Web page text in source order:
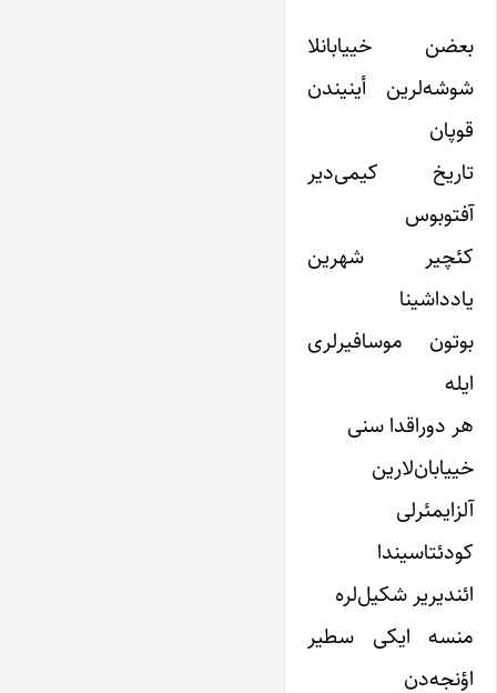
بعضن خییابانلا
شوشه‌لرین أینیندن
قوپان
تاریخ کیمی‌دیر
آفتوبوس
کئچیر شهرین
یادداشینا
بوتون موسافیرلری
ایله
هر دوراقدا سنی
خییابان‌لارین
آلزایمئرلی
کودئتاسیندا
ائندیریر شکیل‌لره
منسه ایکی سطیر
اؤنجه‌دن